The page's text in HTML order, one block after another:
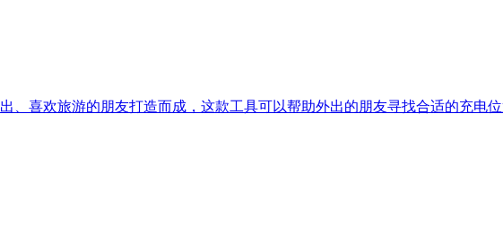
、喜欢旅游的朋友打造而成，这款工具可以帮助外出的朋友寻找合适的充电